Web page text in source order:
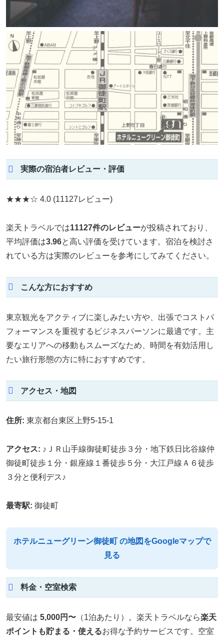
実際の宿泊者レビュー・評価
★★★☆ 4.0 (11127レビュー)
楽天トラベルでは11127件のレビューが投稿されており、
平均評価は3.96と高い評価を受けています。宿泊を検討さ
れている方は実際のレビューを参考にしてみてください。
こんな方におすすめ
東京観光をアクティブに楽しみたい方や、出張でコストパ
フォーマンスを重視するビジネスパーソンに最適です。主
要なエリアへの移動もスムーズなため、時間を有効活用し
たい旅行形態の方に特におすすめです。
アクセス・地図
住所: 東京都台東区上野5-15-1
アクセス: ♪ＪＲ山手線御徒町徒歩３分・地下鉄日比谷線仲
御徒町徒歩１分・銀座線１番徒歩５分・大江戸線Ａ６徒歩
３分と便利デス♪
最寄駅: 御徒町
ホテルニューグリーン御徒町 の地図をGoogleマップで
見る
料金・空室検索
最安値は 5,000円〜 （1泊あたり）。楽天トラベルなら楽天
ポイントも貯まる・使えるお得な予約サービスです。空室